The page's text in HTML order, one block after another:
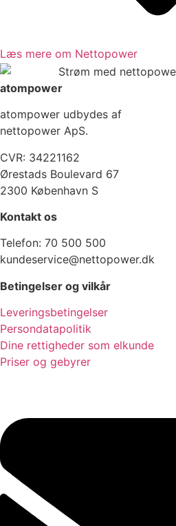
Læs mere om Nettopower
atompower
atompower udbydes af
nettopower ApS.
CVR: 34221162
Ørestads Boulevard 67
2300 København S
Kontakt os
Telefon: 70 500 500
kundeservice@nettopower.dk
Betingelser og vilkår
Leveringsbetingelser
Persondatapolitik
Dine rettigheder som elkunde
Priser og gebyrer